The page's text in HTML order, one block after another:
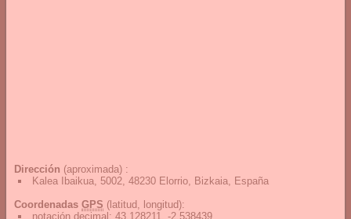
Dirección (aproximada) :
Kalea Ibaikua, 5002, 48230 Elorrio, Bizkaia, España
Coordenadas GPS (latitud, longitud):
notación decimal : 43.128211, -2.538439